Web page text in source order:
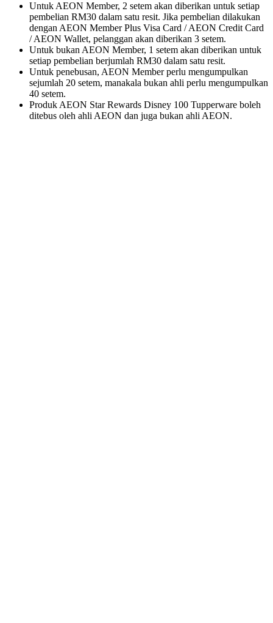
Untuk AEON Member, 2 setem akan diberikan untuk setiap
pembelian RM30 dalam satu resit. Jika pembelian dilakukan
dengan AEON Member Plus Visa Card / AEON Credit Card
/ AEON Wallet, pelanggan akan diberikan 3 setem.
Untuk bukan AEON Member, 1 setem akan diberikan untuk
setiap pembelian berjumlah RM30 dalam satu resit.
Untuk penebusan, AEON Member perlu mengumpulkan
sejumlah 20 setem, manakala bukan ahli perlu mengumpulkan
40 setem.
Produk AEON Star Rewards Disney 100 Tupperware boleh
ditebus oleh ahli AEON dan juga bukan ahli AEON.